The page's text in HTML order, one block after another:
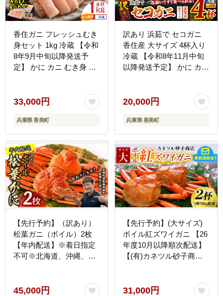
香住ガニ フレッシュむき
身セット 1kg 冷蔵 【令和
8年9月中旬以降発送予
定】 かに カニ むき身 香
33,000円
兵庫県 香美町
訳あり 浜茹で セコガニ
香住産 大サイズ 4杯入り
冷蔵 【令和8年11月中旬
以降発送予定】 かに カニ
20,000円
兵庫県 香美町
【先行予約】（訳あり）
松葉ガニ（ボイル）2枚
【年内配送】※着日指定
不可※北海道、沖縄、一
蟹》
45,000円
【先行予約】(大サイズ)
ボイル紅ズワイガニ 【26
年度10月以降順次配送】
【(有)カネツル砂子商
31,000円